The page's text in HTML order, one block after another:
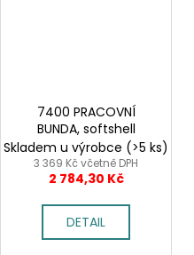
7400 PRACOVNÍ
BUNDA, softshell
Skladem u výrobce (>5 ks)
3 369 Kč včetně DPH
2 784,30 Kč
DETAIL